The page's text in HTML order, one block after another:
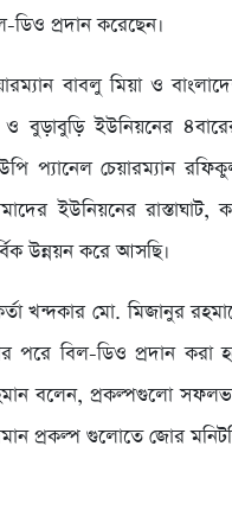
ডিও প্রদান করেছেন।
বাবলু মিয়া ও
ও বুড়াবুড়ি ইউনিয়নের
প্যানেল চেয়ারম্যান
ইউনিয়নের রাস্তাঘাট,
উন্নয়ন করে আসছি।
খন্দকার মো. মিজানুর
বিল-ডিও প্রদান করা
বলেন, প্রকল্পগুলো
প্রকল্প গুলোতে জোর